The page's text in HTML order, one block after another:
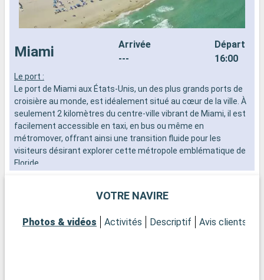
Miami
Arrivée
---
Départ
16:00
Le port :
Le port de Miami aux États-Unis, un des plus grands ports de
croisière au monde, est idéalement situé au cœur de la ville. À
seulement 2 kilomètres du centre-ville vibrant de Miami, il est
facilement accessible en taxi, en bus ou même en
métromover, offrant ainsi une transition fluide pour les
visiteurs désirant explorer cette métropole emblématique de
Floride.
Miami est un mélange exubérant de cultures, d'art et de
ses fameuses fresques murales et galeries d'art avant-
VOTRE NAVIRE
Photos & vidéos Activités Descriptif Avis clients